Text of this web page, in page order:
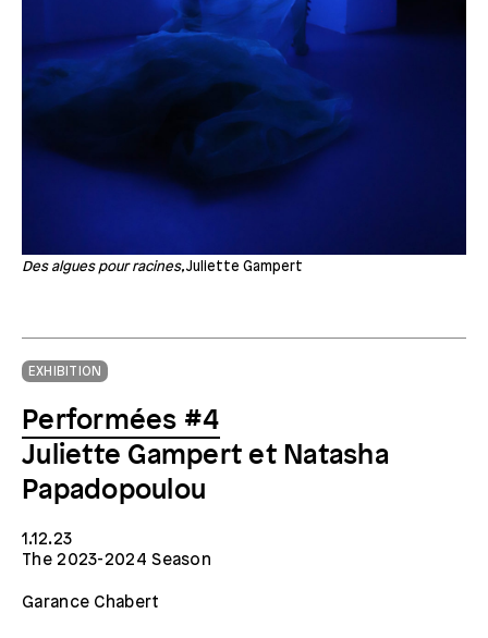
Des algues pour racines,Juliette Gampert
EXHIBITION
Performées #4
Juliette Gampert et Natasha
Papadopoulou
1.12.23
The 2023-2024 Season
Garance Chabert